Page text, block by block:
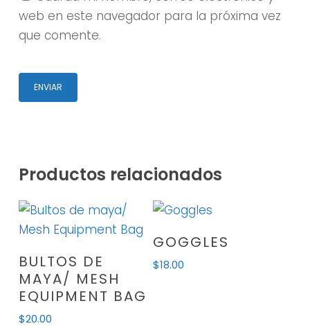
web en este navegador para la próxima vez
que comente.
Productos relacionados
SELECCIONAR
OPCIONES
producto
tiene
múltiples
variantes.
BULTOS DE
MAYA/ MESH
EQUIPMENT BAG
$20.00
SELECCIONAR
OPCIONES
producto
tiene
GOGGLES
$18.00